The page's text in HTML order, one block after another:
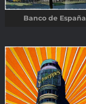
Banco de España